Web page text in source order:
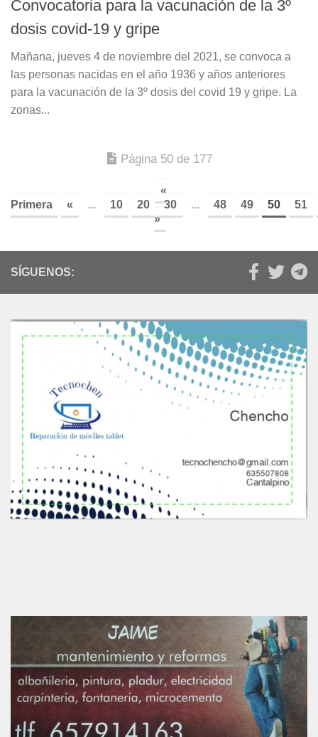
Convocatoria para la vacunación de la 3º
dosis covid-19 y gripe
Mañana, jueves 4 de noviembre del 2021, se convoca a
las personas nacidas en el año 1936 y años anteriores
para la vacunación de la 3º dosis del covid 19 y gripe. La
zonas...
Página 50 de 177
«
Primera
« ... 10 20 30 ... 48 49 50
51
»
SÍGUENOS: